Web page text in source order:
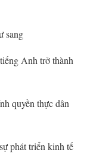
sang
Anh trở thành
quyền thực dân
phát triển kinh tế